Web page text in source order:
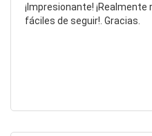
¡Impresionante!
fáciles de seguir!. Gracias.